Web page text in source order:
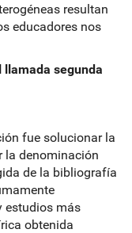
resultan
educadores nos
llamada segunda
fue solucionar la
la denominación
de la bibliografía
estudios más
obtenida